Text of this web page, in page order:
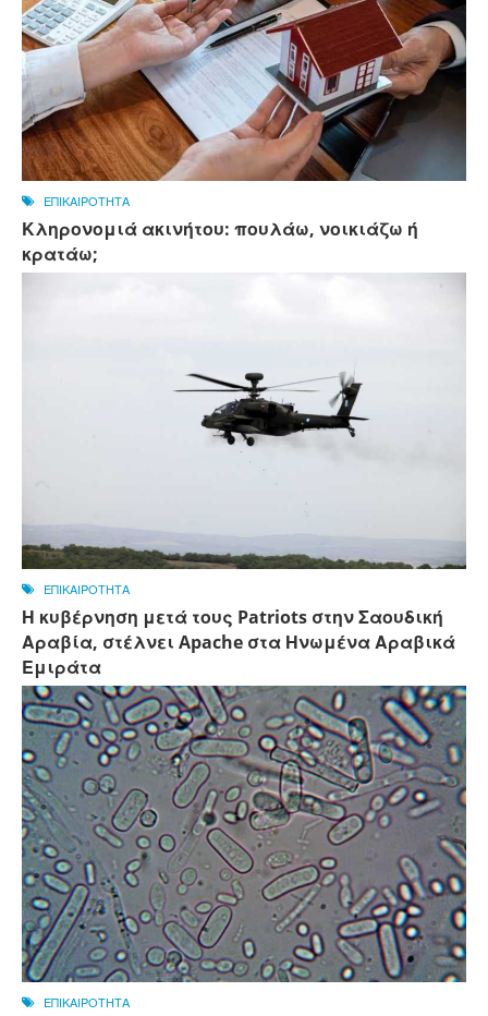
ΕΠΙΚΑΙΡΟΤΗΤΑ
Κληρονομιά ακινήτου: πουλάω, νοικιάζω ή
κρατάω;
ΕΠΙΚΑΙΡΟΤΗΤΑ
Η κυβέρνηση μετά τους Patriots στην Σαουδική
Αραβία, στέλνει Apache στα Ηνωμένα Αραβικά
Εμιράτα
ΕΠΙΚΑΙΡΟΤΗΤΑ